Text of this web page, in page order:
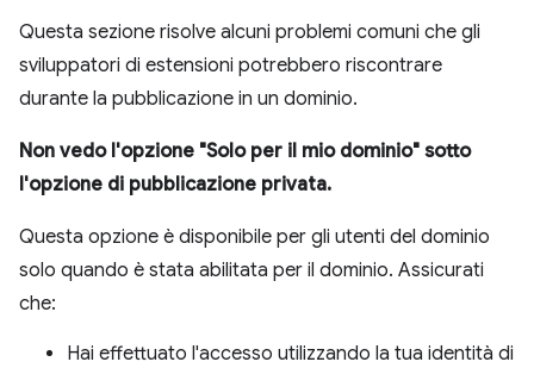
Questa sezione risolve alcuni problemi comuni che gli
sviluppatori di estensioni potrebbero riscontrare
durante la pubblicazione in un dominio.
Non vedo l'opzione "Solo per il mio dominio" sotto
l'opzione di pubblicazione privata.
Questa opzione è disponibile per gli utenti del dominio
solo quando è stata abilitata per il dominio. Assicurati
che:
Hai effettuato l'accesso utilizzando la tua identità di